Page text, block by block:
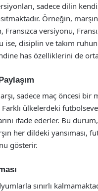
sadece dilin
Örneğin,
Fransızca versiyonu,
ise, disiplin ve takım
has özelliklerini de
sadece maç öncesi bir
Farklı ülkelerdeki
ifade ederler. Bu
her dildeki yansıması,
gösterir.
sınırlı